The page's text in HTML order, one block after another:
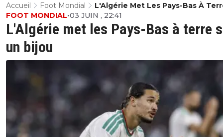
Accueil Foot Mondial
L'Algérie Met Les Pays-Bas À
Un Bijou
L'Algérie met les Pays-Bas à terre
un bijou
FOOT MONDIAL•03 JUIN , 22:41